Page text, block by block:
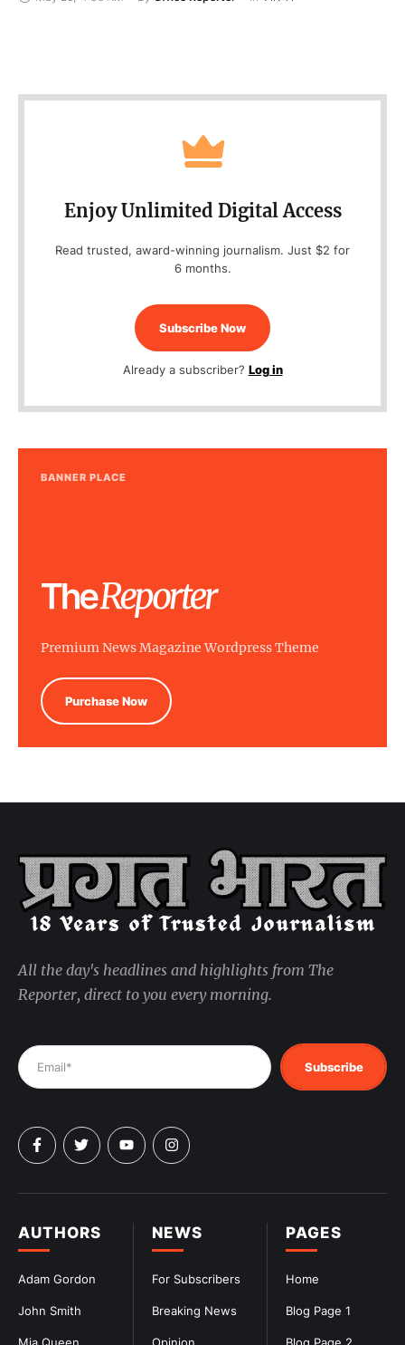
Enjoy Unlimited Digital Access
Read trusted, award-winning journalism. Just $2 for
6 months.
Subscribe Now
Already a subscriber? Log in
BANNER PLACE
Premium News Magazine Wordpress Theme
Purchase Now
PAGES
Home
Blog Page 1
NEWS
For Subscribers
Breaking News
AUTHORS
Adam Gordon
John Smith
All the day's headlines and highlights from The
Reporter, direct to you every morning.
Subscribe